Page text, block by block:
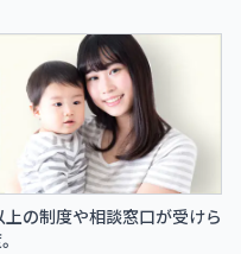
の制度や相談窓口が受けら